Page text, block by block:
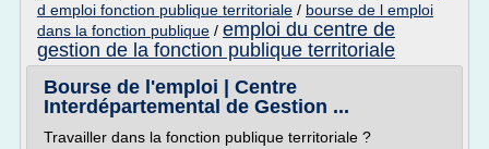
d emploi fonction publique territoriale / bourse de l emploi
dans la fonction publique / emploi du centre de
gestion de la fonction publique territoriale
Bourse de l'emploi | Centre
Interdépartemental de Gestion ...
Travailler dans la fonction publique territoriale ?